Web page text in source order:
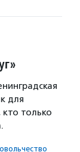
для
только